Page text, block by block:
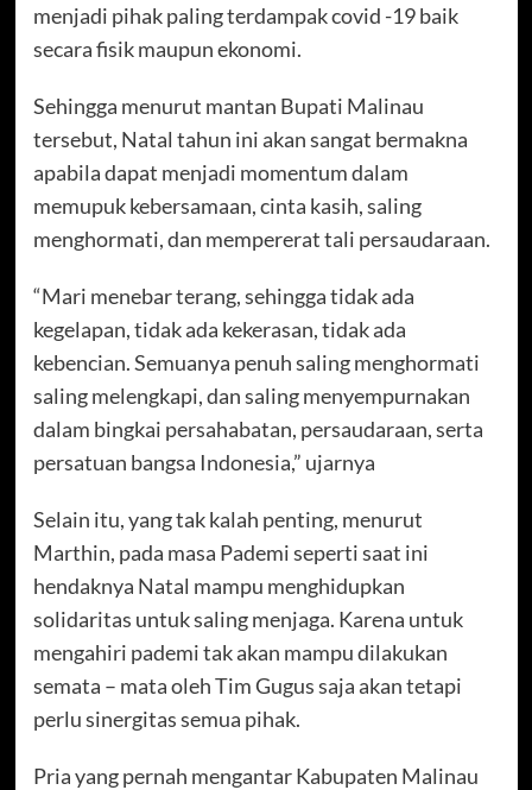
menjadi pihak paling terdampak covid -19 baik
secara fisik maupun ekonomi.
Sehingga menurut mantan Bupati Malinau
tersebut, Natal tahun ini akan sangat bermakna
apabila dapat menjadi momentum dalam
memupuk kebersamaan, cinta kasih, saling
menghormati, dan mempererat tali persaudaraan.
“Mari menebar terang, sehingga tidak ada
kegelapan, tidak ada kekerasan, tidak ada
kebencian. Semuanya penuh saling menghormati
saling melengkapi, dan saling menyempurnakan
dalam bingkai persahabatan, persaudaraan, serta
persatuan bangsa Indonesia,” ujarnya
Selain itu, yang tak kalah penting, menurut
Marthin, pada masa Pademi seperti saat ini
hendaknya Natal mampu menghidupkan
solidaritas untuk saling menjaga. Karena untuk
mengahiri pademi tak akan mampu dilakukan
semata – mata oleh Tim Gugus saja akan tetapi
perlu sinergitas semua pihak.
Pria yang pernah mengantar Kabupaten Malinau